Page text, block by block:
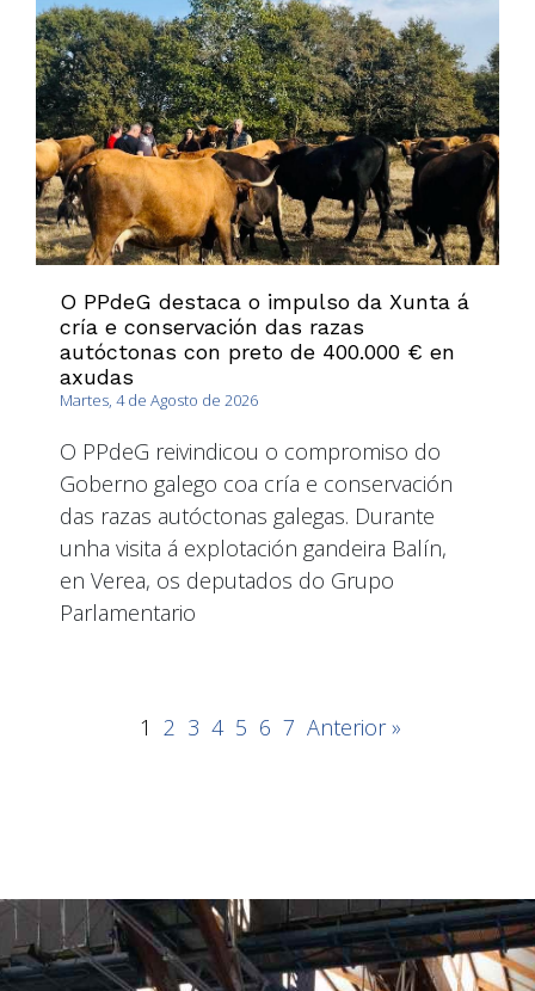
O PPdeG destaca o impulso da Xunta á
cría e conservación das razas
autóctonas con preto de 400.000 € en
axudas
Martes, 4 de Agosto de 2026
O PPdeG reivindicou o compromiso do
Goberno galego coa cría e conservación
das razas autóctonas galegas. Durante
unha visita á explotación gandeira Balín,
en Verea, os deputados do Grupo
Parlamentario
1 2 3 4 5 6 7 Anterior »